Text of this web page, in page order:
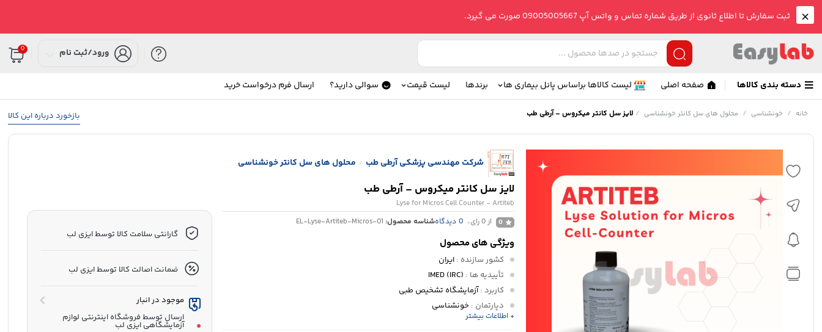
ثبت سفارش تا اطلاع ثانوی از طریق شماره تماس و واتس آپ 09005005667 صورت می گیرد.
ورود/ثبت نام 0
دسته بندی کالاها صفحه اصلی لیست کالاها براساس پانل بیماری ها برندها لیست قیمت سوالی دارید؟ ارسال فرم درخواست خرید
بازخورد درباره این کالا خانه / خونشناسی / محلول های سل کانتر خونشناسی / لایز سل کانتر میکروس – آرطی طب
شرکت مهندسی پزشکی آرطی طب / محلول های سل کانتر خونشناسی
لایز سل کانتر میکروس – آرطی طب
Lyse for Micros Cell Counter - Artiteb
0 از 0 رای 0 دیدگاهشناسه محصول: EL-Lyse-Artiteb-Micros-01
ویژگی های محصول
کشور سازنده :ایران
تأییدیه ها :
IMED (IRC)
کاربرد :آزمایشگاه تشخیص طبی
دپارتمان : خونشناسی
پانل تشخیصی
+ اطلاعات بیشتر
گارانتی سلامت کالا توسط ایزی لب
ضمانت اصالت کالا توسط ایزی لب
موجود در انبار
ارسال توسط فروشگاه اینترنتی لوازم
آزمایشگاهی ایزی لب